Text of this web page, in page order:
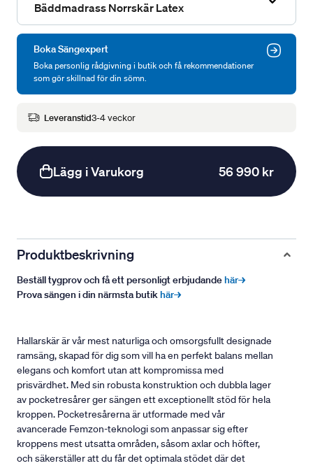
Bäddmadrass Norrskär Latex
Boka Sängexpert
Boka personlig rådgivning i butik och få rekommendationer
som gör skillnad för din sömn.
Leveranstid3-4 veckor
Lägg i Varukorg 56 990 kr
Produktbeskrivning
Beställ tygprov och få ett personligt erbjudandehär→
Prova sängen i din närmsta butikhär→
Hallarskär är vår mest naturliga och omsorgsfullt designade
ramsäng, skapad för dig som vill ha en perfekt balans mellan
elegans och komfort utan att kompromissa med
prisvärdhet. Med sin robusta konstruktion och dubbla lager
av pocketresårer ger sängen ett exceptionellt stöd för hela
kroppen. Pocketresårerna är utformade med vår
avancerade Femzon-teknologi som anpassar sig efter
kroppens mest utsatta områden, såsom axlar och höfter,
och säkerställer att du får det optimala stödet där det